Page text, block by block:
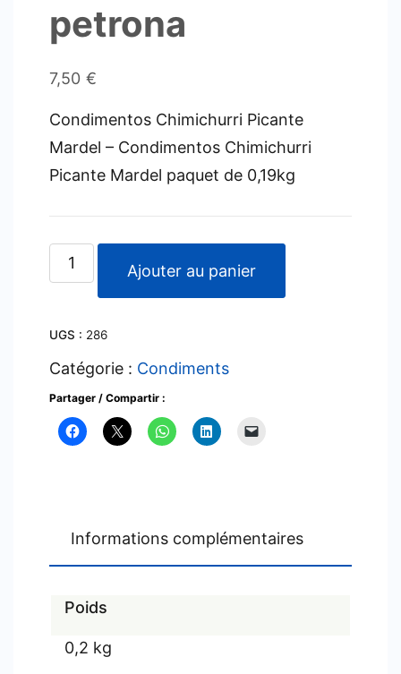
petrona
7,50 €
Condimentos Chimichurri Picante
Mardel – Condimentos Chimichurri
Picante Mardel paquet de 0,19kg
quantité
de
Picante
doña
petrona
Ajouter au panier
UGS : 286
Catégorie : Condiments
Partager / Compartir :
Informations complémentaires
Poids
0,2 kg